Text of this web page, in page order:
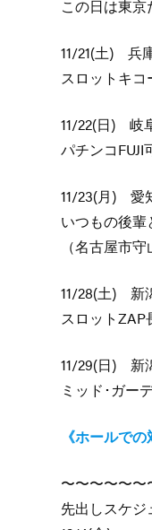
この日は東京
11/21(土) 兵
スロットキコ
11/22(日) 岐
パチンコFUJI
11/23(月) 愛
いつもの後輩
（名古屋市
11/28(土) 新
スロットZAP
11/29(日) 新
ミッド･ガー
《ホールで
〜〜〜〜〜〜
先出しスケジ